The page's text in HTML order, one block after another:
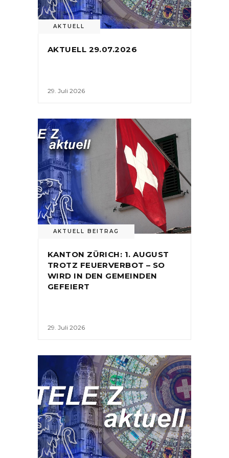
AKTUELL
AKTUELL 29.07.2026
29. Juli 2026
AKTUELL BEITRAG
KANTON ZÜRICH: 1. AUGUST
TROTZ FEUERVERBOT – SO
WIRD IN DEN GEMEINDEN
GEFEIERT
29. Juli 2026